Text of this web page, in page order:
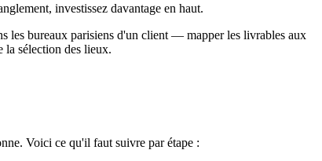
investissez davantage en haut.
les bureaux parisiens d'un client — mapper les livrables aux
la sélection des lieux.
Voici ce qu'il faut suivre par étape :